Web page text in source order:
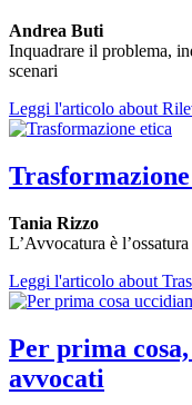
Andrea Buti
Inquadrare il problema,
scenari
Leggi l'articolo about
Tania Rizzo
L’Avvocatura è
Leggi l'articolo about
Per prima
avvocati